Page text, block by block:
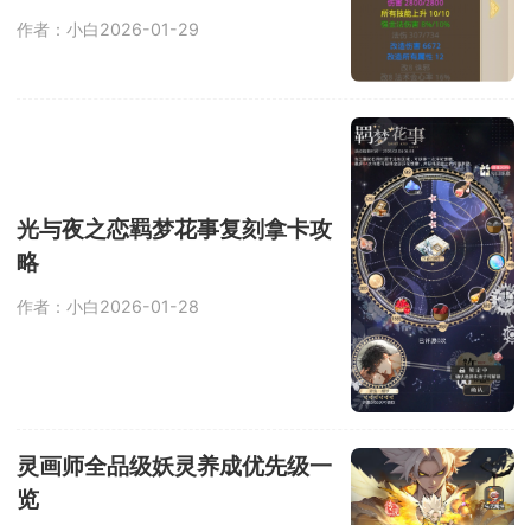
作者：小白2026-01-29
光与夜之恋羁梦花事复刻拿卡攻
略
作者：小白2026-01-28
灵画师全品级妖灵养成优先级一
览